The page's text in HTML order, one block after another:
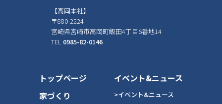
【高岡本社】
〒880-2224
宮崎県宮崎市高岡町飯田4丁目6番地14
TEL. 0985-82-0146
トップページ
家づくり
イベント&ニュース
>イベント&ニュース